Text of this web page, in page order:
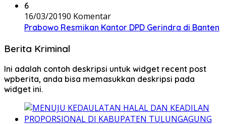
6
16/03/20190 Komentar
Prabowo Resmikan Kantor DPD Gerindra di Banten
Berita Kriminal
Ini adalah contoh deskripsi untuk widget recent post
wpberita, anda bisa memasukkan deskripsi pada
widget ini.